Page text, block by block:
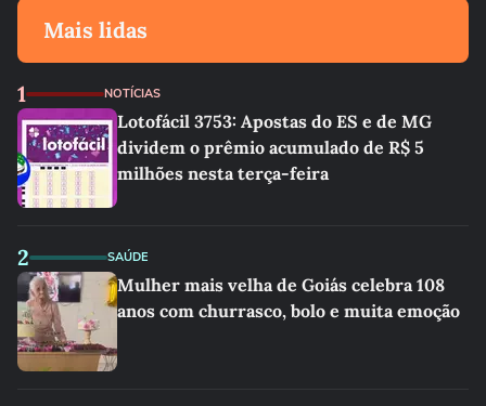
Mais lidas
1 NOTÍCIAS
Lotofácil 3753: Apostas do ES e de MG
dividem o prêmio acumulado de R$ 5
milhões nesta terça-feira
2 SAÚDE
Mulher mais velha de Goiás celebra 108
anos com churrasco, bolo e muita emoção